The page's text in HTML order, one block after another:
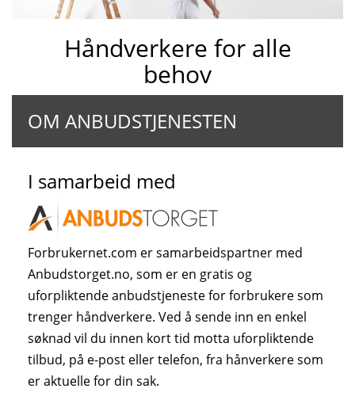
Håndverkere for alle
behov
OM ANBUDSTJENESTEN
I samarbeid med
Forbrukernet.com er samarbeidspartner med
Anbudstorget.no, som er en gratis og
uforpliktende anbudstjeneste for forbrukere som
trenger håndverkere. Ved å sende inn en enkel
søknad vil du innen kort tid motta uforpliktende
tilbud, på e-post eller telefon, fra hånverkere som
er aktuelle for din sak.